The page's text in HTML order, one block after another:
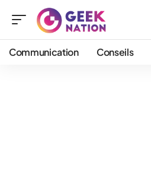
Communication Conseils